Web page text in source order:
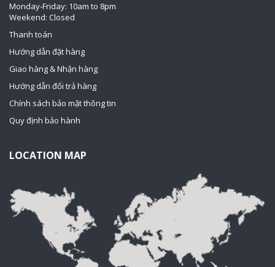
Monday-Friday: 10am to 8pm
Weekend: Closed
Thanh toán
Hướng dẫn đặt hàng
Giao hàng & Nhận hàng
Hướng dẫn đổi trả hàng
Chính sách bảo mật thông tin
Quy định bảo hành
LOCATION MAP